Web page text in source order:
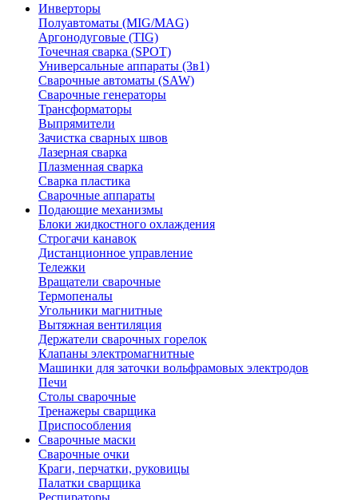
Инверторы
Полуавтоматы (MIG/MAG)
Аргонодуговые (TIG)
Точечная сварка (SPOT)
Универсальные аппараты (3в1)
Сварочные автоматы (SAW)
Сварочные генераторы
Трансформаторы
Выпрямители
Зачистка сварных швов
Лазерная сварка
Плазменная сварка
Сварка пластика
Сварочные аппараты
Подающие механизмы
Блоки жидкостного охлаждения
Строгачи канавок
Дистанционное управление
Тележки
Вращатели сварочные
Термопеналы
Угольники магнитные
Вытяжная вентиляция
Держатели сварочных горелок
Клапаны электромагнитные
Машинки для заточки вольфрамовых электродов
Печи
Столы сварочные
Тренажеры сварщика
Приспособления
Сварочные маски
Сварочные очки
Краги, перчатки, руковицы
Палатки сварщика
Респираторы